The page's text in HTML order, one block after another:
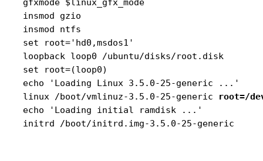
insmod gzio
insmod ntfs
set root='hd0,msdos1'
loopback loop0 /ubuntu/disks/root.disk
set root=(loop0)
echo 'Loading Linux 3.5.0-25-generic ...'
linux /boot/vmlinuz-3.5.0-25-generic root=/
echo 'Loading initial ramdisk ...'
initrd /boot/initrd.img-3.5.0-25-generic